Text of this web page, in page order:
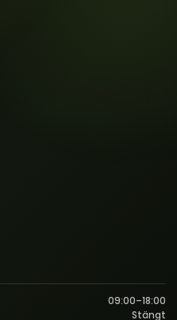
09:00–18:00
Stängt